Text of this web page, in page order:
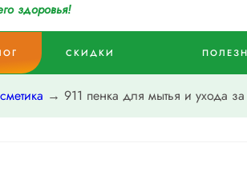
здоровья!
СКИДКИ
→ 911 пенка для мытья и ухода